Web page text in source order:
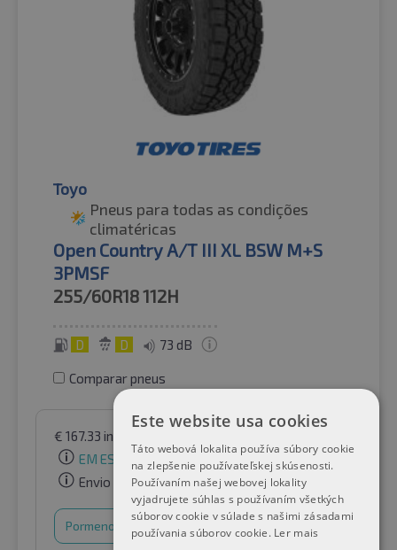
Toyo
Pneus para todas as condições
climatéricas
Open Country A/T III XL BSW M+S
3PMSF
255/60R18112H
D D 73 dB
Comparar pneus
€ 167.33 incl. IVA
EM ESTOQUE
Envio gratuito
Pormenores Cesto de compras
Este website usa cookies
Táto webová lokalita používa súbory cookie
na zlepšenie používateľskej skúsenosti.
Používaním našej webovej lokality
vyjadrujete súhlas s používaním všetkých
súborov cookie v súlade s našimi zásadami
používania súborov cookie. Ler mais